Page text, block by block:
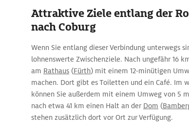
Attraktive Ziele entlang der
nach Coburg
Wenn Sie entlang dieser Verbindung unterwegs
lohnenswerte Zwischenziele. Nach ungefähr 16
am Rathaus (Fürth) mit einem 12-minütigen
machen. Dort gibt es Toiletten und ein Café. Im
können Sie außerdem mit einem Umweg von 5
nach etwa 41 km einen Halt an der Dom (
stehen zusätzlich dort vor Ort zur Verfügung.